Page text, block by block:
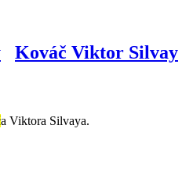
Kováč Viktor Silvay
a Viktora Silvaya.